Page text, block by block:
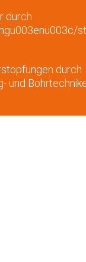
durch
durch
und